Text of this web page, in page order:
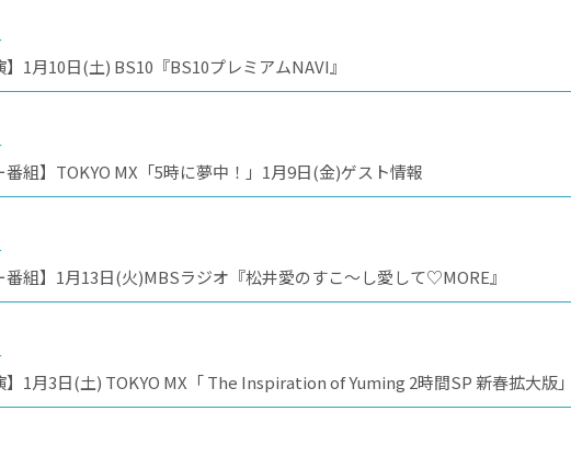
1月10日(土) BS10『BS10プレミアムNAVI』
番組】TOKYO MX「5時に夢中！」1月9日(金)ゲスト情報
番組】1月13日(火)MBSラジオ『松井愛のすこ～し愛して♡MORE』
】1月3日(土) TOKYO MX「 The Inspiration of Yuming 2時間SP 新春拡大版」